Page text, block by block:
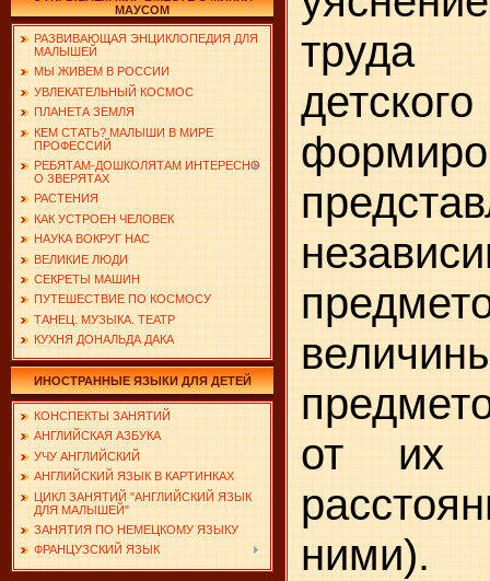
МАУСОМ
РАЗВИВАЮЩАЯ ЭНЦИКЛОПЕДИЯ ДЛЯ
МАЛЫШЕЙ
МЫ ЖИВЕМ В РОССИИ
УВЛЕКАТЕЛЬНЫЙ КОСМОС
ПЛАНЕТА ЗЕМЛЯ
КЕМ СТАТЬ? МАЛЫШИ В МИРЕ
ПРОФЕССИЙ
РЕБЯТАМ-ДОШКОЛЯТАМ ИНТЕРЕСНО
О ЗВЕРЯТАХ
РАСТЕНИЯ
КАК УСТРОЕН ЧЕЛОВЕК
НАУКА ВОКРУГ НАС
ВЕЛИКИЕ ЛЮДИ
СЕКРЕТЫ МАШИН
ПУТЕШЕСТВИЕ ПО КОСМОСУ
ТАНЕЦ. МУЗЫКА. ТЕАТР
КУХНЯ ДОНАЛЬДА ДАКА
ИНОСТРАННЫЕ ЯЗЫКИ ДЛЯ ДЕТЕЙ
КОНСПЕКТЫ ЗАНЯТИЙ
АНГЛИЙСКАЯ АЗБУКА
УЧУ АНГЛИЙСКИЙ
АНГЛИЙСКИЙ ЯЗЫК В КАРТИНКАХ
ЦИКЛ ЗАНЯТИЙ "АНГЛИЙСКИЙ ЯЗЫК
ДЛЯ МАЛЫШЕЙ"
ЗАНЯТИЯ ПО НЕМЕЦКОМУ ЯЗЫКУ
ФРАНЦУЗСКИЙ ЯЗЫК
труда
от их
ними).